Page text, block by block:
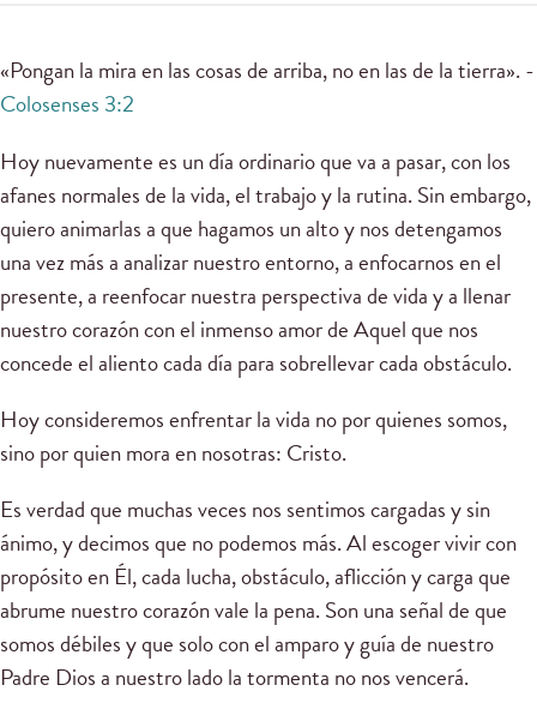
«Pongan la mira en las cosas de arriba, no en las de la tierra». -
Colosenses 3:2
Hoy nuevamente es un día ordinario que va a pasar, con los
afanes normales de la vida, el trabajo y la rutina. Sin embargo,
quiero animarlas a que hagamos un alto y nos detengamos
una vez más a analizar nuestro entorno, a enfocarnos en el
presente, a reenfocar nuestra perspectiva de vida y a llenar
nuestro corazón con el inmenso amor de Aquel que nos
concede el aliento cada día para sobrellevar cada obstáculo.
Hoy consideremos enfrentar la vida no por quienes somos,
sino por quien mora en nosotras: Cristo.
Es verdad que muchas veces nos sentimos cargadas y sin
ánimo, y decimos que no podemos más. Al escoger vivir con
propósito en Él, cada lucha, obstáculo, aflicción y carga que
abrume nuestro corazón vale la pena. Son una señal de que
somos débiles y que solo con el amparo y guía de nuestro
Padre Dios a nuestro lado la tormenta no nos vencerá.